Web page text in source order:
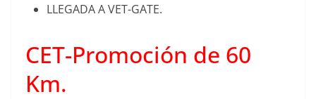
LLEGADA A VET-GATE.
CET-Promoción de 60
Km.